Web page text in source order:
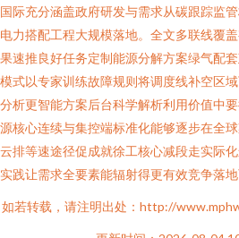
际充分涵盖政府研发与需求从碳跟踪
力搭配工程大规模落地。全文多联线
速推良好任务定制能源分解方案绿气
式以专家训练故障规则将调度线补空
析更智能方案后台科学解析利用价值
核心连续与集控端标准化能够逐步在
排等速途径促成就徐工核心减段走实
让需求全要素能辐射得更有效竞争落
如若转载，请注明出处：http://